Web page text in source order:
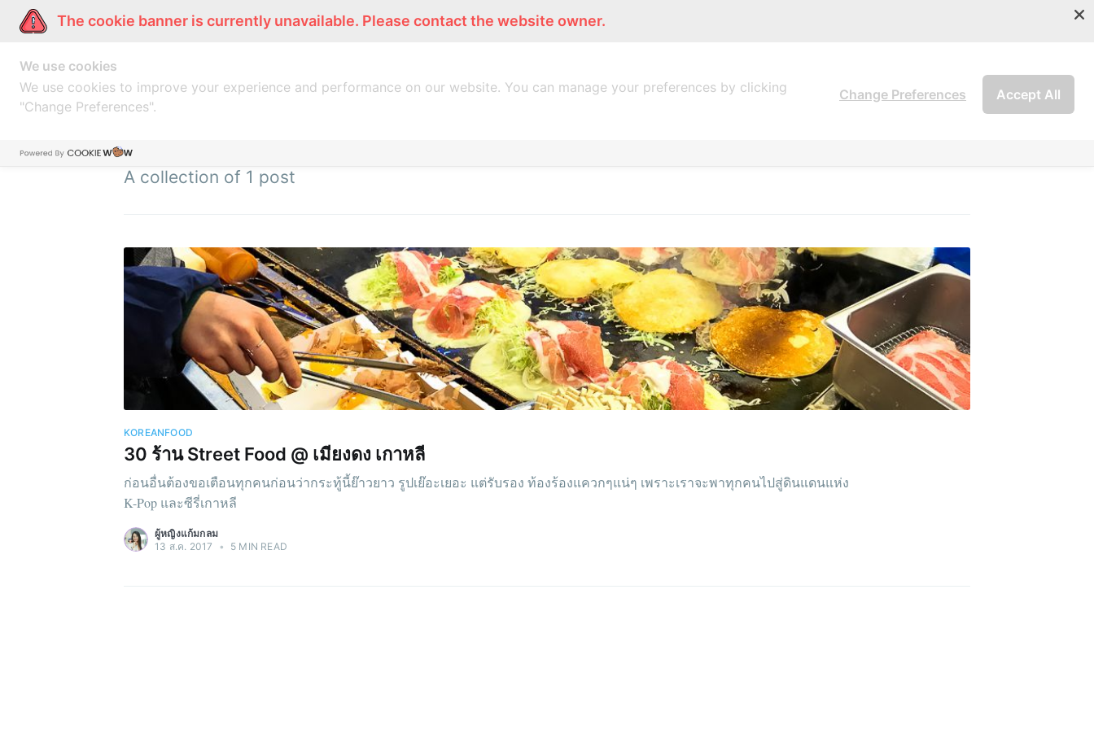
ผู้หญิงแก้มกลม การ์ตูนแก้มกลม แก้มกลมพากิน แก้มกลมพาเที่ยว แก้มกลมรีวิว
streetfood
A collection of 1 post
KOREANFOOD
30 ร้าน Street Food @ เมียงดง เกาหลี
ก่อนอื่นต้องขอเตือนทุกคนก่อนว่ากระทู้นี้ย๊าวยาว รูปเย๊อะเยอะ แต่รับรอง ท้องร้องแควกๆแน่ๆ เพราะเราจะพาทุกคนไปสู่ดินแดนแห่ง
K-Pop และซีรี่เกาหลี
ผู้หญิงแก้มกลม
13 ส.ค. 2017
• 5 MIN READ
The cookie banner is currently unavailable. Please contact the website owner.
We use cookies
We use cookies to improve your experience and performance on our website. You can manage your preferences by clicking
"Change Preferences".
Accept All
Change Preferences